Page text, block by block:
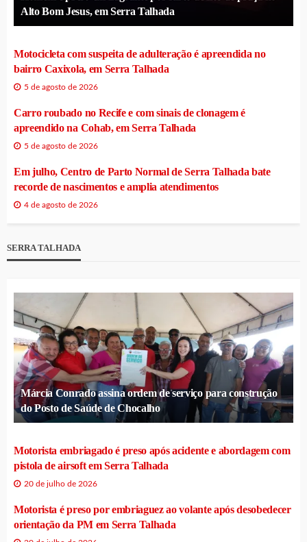
Alto Bom Jesus, em Serra Talhada
Motocicleta com suspeita de adulteração é apreendida no
bairro Caxixola, em Serra Talhada
5 de agosto de 2026
Carro roubado no Recife e com sinais de clonagem é
apreendido na Cohab, em Serra Talhada
5 de agosto de 2026
Em julho, Centro de Parto Normal de Serra Talhada bate
recorde de nascimentos e amplia atendimentos
4 de agosto de 2026
SERRA TALHADA
Márcia Conrado assina ordem de serviço para construção
do Posto de Saúde de Chocalho
Motorista embriagado é preso após acidente e abordagem com
pistola de airsoft em Serra Talhada
20 de julho de 2026
Motorista é preso por embriaguez ao volante após desobedecer
orientação da PM em Serra Talhada